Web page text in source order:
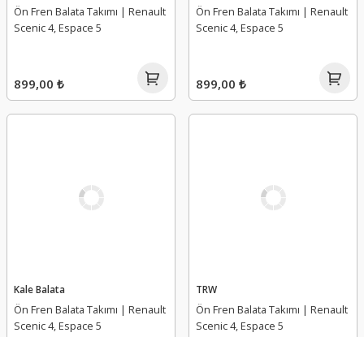
Ön Fren Balata Takımı | Renault
Scenic 4, Espace 5
899,00 ₺
Ön Fren Balata Takımı | Renault
Scenic 4, Espace 5
899,00 ₺
Kale Balata
Ön Fren Balata Takımı | Renault
Scenic 4, Espace 5
TRW
Ön Fren Balata Takımı | Renault
Scenic 4, Espace 5